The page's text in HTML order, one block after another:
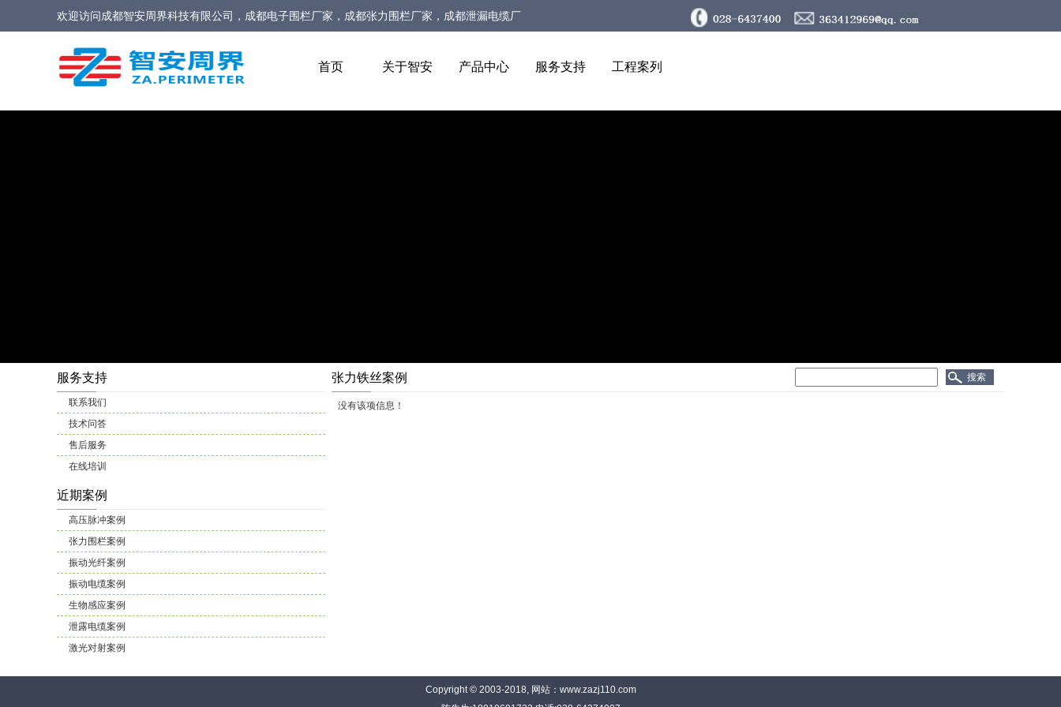
欢迎访问成都智安周界科技有限公司，成都电子围栏厂家，成都张力围栏厂家，成都泄漏电缆厂
家，定位型振动光缆厂家，定位型振动光纤报警系统厂家，生物静电感应电缆厂家
首页 关于智安 产品中心 服务支持 工程案列
服务支持
联系我们
技术问答
售后服务
在线培训
近期案例
高压脉冲案例
张力围栏案例
振动光纤案例
振动电缆案例
生物感应案例
泄露电缆案例
激光对射案例
张力铁丝案例
没有该项信息！
Copyright © 2003-2018, 网站：www.zazj110.com